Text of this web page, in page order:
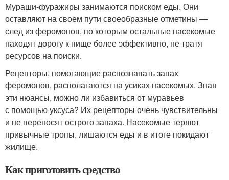
Мураши-фуражиры занимаются поиском еды. Они
оставляют на своем пути своеобразные отметины —
след из феромонов, по которым остальные насекомые
находят дорогу к пище более эффективно, не тратя
ресурсов на поиски.
Рецепторы, помогающие распознавать запах
феромонов, располагаются на усиках насекомых. Зная
эти нюансы, можно ли избавиться от муравьев
с помощью уксуса? Их рецепторы очень чувствительны
и не переносят острого запаха. Насекомые теряют
привычные тропы, лишаются еды и в итоге покидают
жилище.
Как приготовить средство